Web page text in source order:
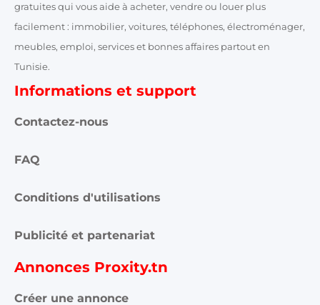
gratuites qui vous aide à acheter, vendre ou louer plus
facilement : immobilier, voitures, téléphones, électroménager,
meubles, emploi, services et bonnes affaires partout en
Tunisie.
Informations et support
Contactez-nous
FAQ
Conditions d'utilisations
Publicité et partenariat
Annonces Proxity.tn
Créer une annonce